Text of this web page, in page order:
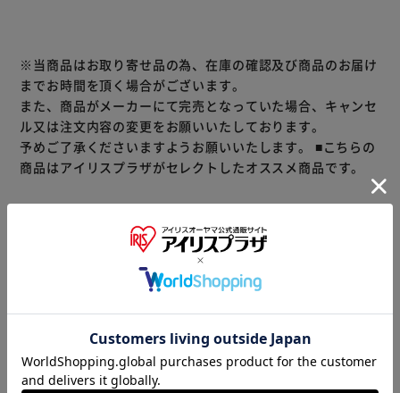
主な特徴は、なんといってもその「硬度」。
ミネラル量の目安となる「硬度」は、数あるミネラルウォー
ターの中でも世界トップクラスです。
美容と健康におすすめのミネラルがたっぷり含まれていま
す。
細身で手に持ちやすいボトルデザイン。
※リニューアルに伴い、パッケージ・内容等予告なく変更す
る場合がございます。予めご了承ください。
※当商品はお取り寄せ品の為、在庫の確認及び商品のお届け
までお時間を頂く場合がございます。
また、商品がメーカーにて完売となっていた場合、キャンセ
ル又は注文内容の変更をお願いいたしております。
予めご了承くださいますようお願いいたします。 ■こちらの
商品はアイリスプラザがセレクトしたオススメ商品です。